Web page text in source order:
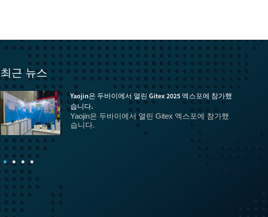
최근 뉴스
Yaojin은 두바이에서 열린 Gitex 2025 엑스포에 참가했
습니다.
Yaojin은 두바이에서 열린 Gitex 엑스포에 참가했
습니다.